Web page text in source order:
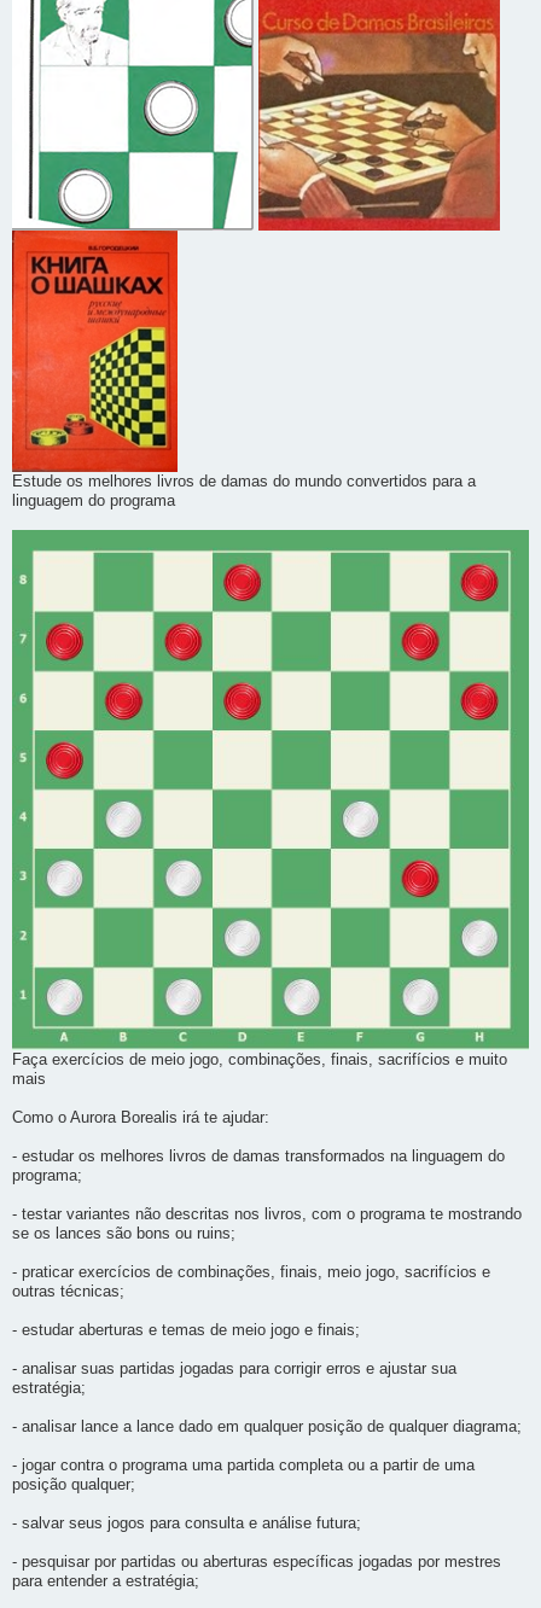
Estude os melhores livros de damas do mundo convertidos para a
linguagem do programa
Faça exercícios de meio jogo, combinações, finais, sacrifícios e muito
mais
Como o Aurora Borealis irá te ajudar:
- estudar os melhores livros de damas transformados na linguagem do
programa;
- testar variantes não descritas nos livros, com o programa te mostrando
se os lances são bons ou ruins;
- praticar exercícios de combinações, finais, meio jogo, sacrifícios e
outras técnicas;
- estudar aberturas e temas de meio jogo e finais;
- analisar suas partidas jogadas para corrigir erros e ajustar sua
estratégia;
- analisar lance a lance dado em qualquer posição de qualquer diagrama;
- jogar contra o programa uma partida completa ou a partir de uma
posição qualquer;
- salvar seus jogos para consulta e análise futura;
- pesquisar por partidas ou aberturas específicas jogadas por mestres
para entender a estratégia;